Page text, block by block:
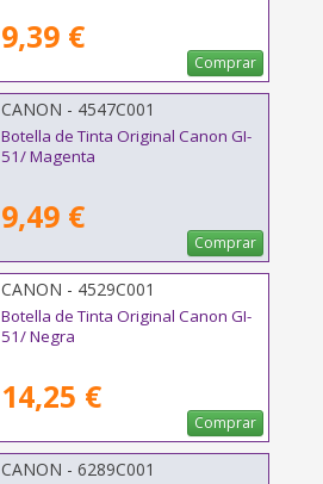
9,39 €
Comprar
CANON - 4547C001
Botella de Tinta Original Canon GI-
51/ Magenta
9,49 €
Comprar
CANON - 4529C001
Botella de Tinta Original Canon GI-
51/ Negra
14,25 €
Comprar
CANON - 6289C001